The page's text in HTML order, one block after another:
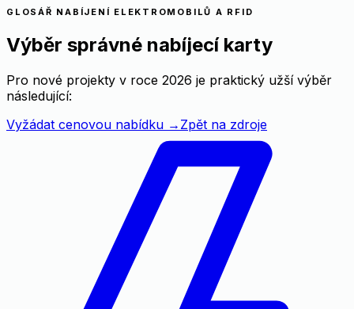
GLOSÁŘ NABÍJENÍ ELEKTROMOBILŮ A RFID
Výběr správné nabíjecí karty
Pro nové projekty v roce 2026 je praktický užší výběr
následující:
Vyžádat cenovou nabídku → Zpět na zdroje